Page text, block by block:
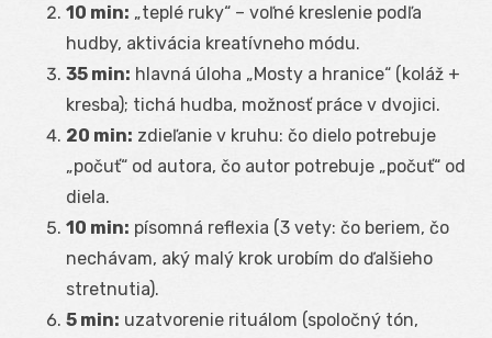
10 min: „teplé ruky“ – voľné kreslenie podľa
hudby, aktivácia kreatívneho módu.
35 min: hlavná úloha „Mosty a hranice“ (koláž +
kresba); tichá hudba, možnosť práce v dvojici.
20 min: zdieľanie v kruhu: čo dielo potrebuje
„počuť“ od autora, čo autor potrebuje „počuť“ od
diela.
10 min: písomná reflexia (3 vety: čo beriem, čo
nechávam, aký malý krok urobím do ďalšieho
stretnutia).
5 min: uzatvorenie rituálom (spoločný tón,